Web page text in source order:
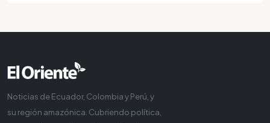
Noticias de Ecuador, Colombia y Perú, y
su región amazónica. Cubriendo política,